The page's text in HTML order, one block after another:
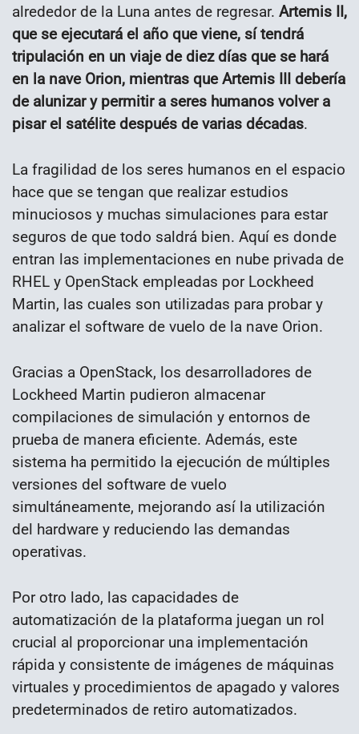
alrededor de la Luna antes de regresar. Artemis II,
que se ejecutará el año que viene, sí tendrá
tripulación en un viaje de diez días que se hará
en la nave Orion, mientras que Artemis III debería
de alunizar y permitir a seres humanos volver a
pisar el satélite después de varias décadas.
La fragilidad de los seres humanos en el espacio
hace que se tengan que realizar estudios
minuciosos y muchas simulaciones para estar
seguros de que todo saldrá bien. Aquí es donde
entran las implementaciones en nube privada de
RHEL y OpenStack empleadas por Lockheed
Martin, las cuales son utilizadas para probar y
analizar el software de vuelo de la nave Orion.
Gracias a OpenStack, los desarrolladores de
Lockheed Martin pudieron almacenar
compilaciones de simulación y entornos de
prueba de manera eficiente. Además, este
sistema ha permitido la ejecución de múltiples
versiones del software de vuelo
simultáneamente, mejorando así la utilización
del hardware y reduciendo las demandas
operativas.
Por otro lado, las capacidades de
automatización de la plataforma juegan un rol
crucial al proporcionar una implementación
rápida y consistente de imágenes de máquinas
virtuales y procedimientos de apagado y valores
predeterminados de retiro automatizados.